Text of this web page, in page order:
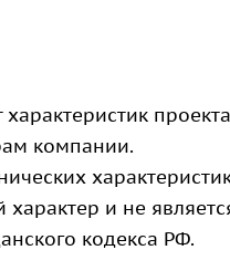
компании.
и не
кодекса РФ.